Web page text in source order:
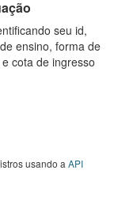
seu id,
ensino, forma de
cota de ingresso
usando a API